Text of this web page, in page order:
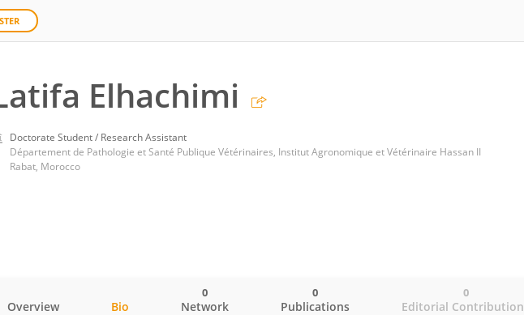
Elhachimi
Doctorate Student / Research Assistant
Département de Pathologie et Santé Publique Vétérinaires, Institut Agronomique et Vétérinaire Hassan II
Rabat, Morocco
Overview Bio Network
0
Publications
0
Editorial
0